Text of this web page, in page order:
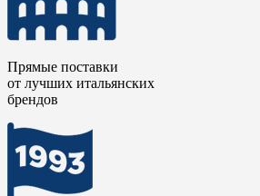
Прямые поставки
от лучших итальянских
брендов